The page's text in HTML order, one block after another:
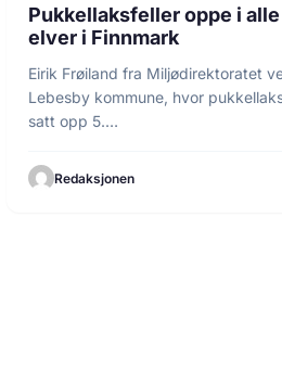
INFORMASJON
Pukkellaksfeller oppe i
elver i Finnmark
Eirik Frøiland fra Miljødirektoratet
Lebesby kommune, hvor
satt opp 5.…
Redaksjonen